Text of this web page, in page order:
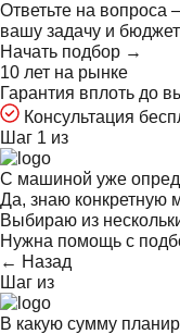
Ответьте на вопроса
вашу задачу и бюджет
Начать подбор →
10 лет на рынке
Гарантия вплоть до
Консультация
Шаг 1 из
С машиной уже
Да, знаю конкретную
Выбираю из
Нужна помощь с
← Назад
Шаг из
В какую сумму